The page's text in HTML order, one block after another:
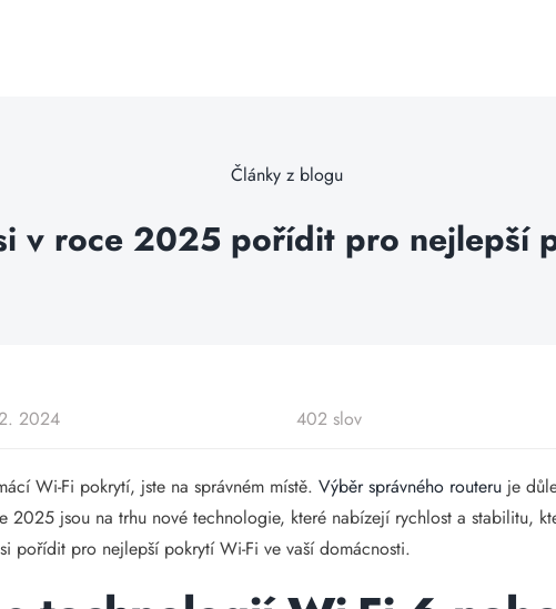
Články z blogu
v roce 2025 pořídit pro nejlepší
2024 402 slov
Wi-Fi pokrytí, jste na správném místě. Výběr správného routeru je
2025 jsou na trhu nové technologie, které nabízejí rychlost a stabilitu,
pořídit pro nejlepší pokrytí Wi-Fi ve vaší domácnosti.